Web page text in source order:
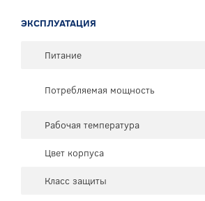
ЭКСПЛУАТАЦИЯ
Питание
Потребляемая мощность
Рабочая температура
Цвет корпуса
Класс защиты